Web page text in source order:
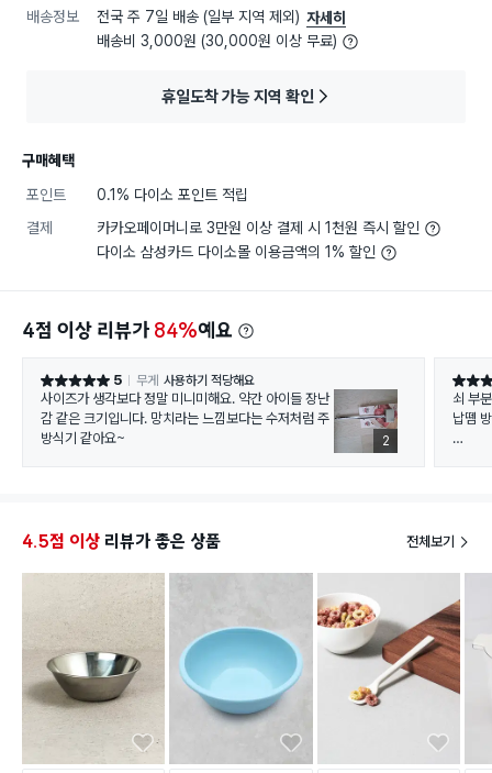
배송정보 전국 주 7일 배송 (일부 지역 제외) 자세히
배송비 3,000원 (30,000원 이상 무료)
휴일도착 가능 지역 확인
구매혜택
포인트
0.1% 다이소 포인트 적립
결제
카카오페이머니로 3만원 이상 결제 시 1천원 즉시 할인
다이소 삼성카드 다이소몰 이용금액의 1% 할인
4점 이상 리뷰가 84%예요
별점 5점 5 무게 사용하기 적당해요
사이즈가 생각보다 정말 미니미해요. 약간 아이들 장난
감 같은 크기입니다. 망치라는 느낌보다는 수저처럼 주
방식기 같아요~
2
별점 5
쇠 부
납뗌
4.5점 이상 리뷰가 좋은 상품 전체보기